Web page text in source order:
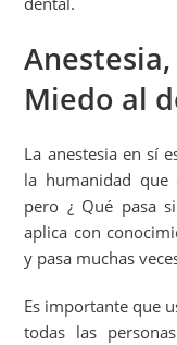
Miedo al
La anestesia en sí
la humanidad que
pero ¿ Qué pasa
aplica con
y pasa muchas
Es importante que
todas las